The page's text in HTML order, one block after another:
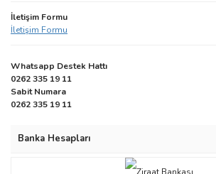
İletişim Formu
İletişim Formu
Whatsapp Destek Hattı
0262 335 19 11
Sabit Numara
0262 335 19 11
Banka Hesapları